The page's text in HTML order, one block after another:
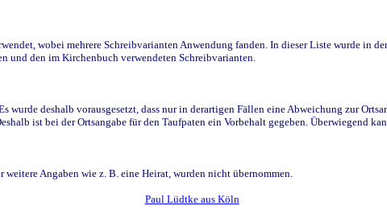
wobei mehrere Schreibvarianten Anwendung fanden. In dieser Liste wurde in
und den im Kirchenbuch verwendeten Schreibvarianten.
deshalb vorausgesetzt, dass nur in derartigen Fällen eine Abweichung zur
ist bei der Ortsangabe für den Taufpaten ein Vorbehalt gegeben. Überwiegend
Angaben wie z. B. eine Heirat, wurden nicht übernommen.
Paul Lüdtke aus Köln